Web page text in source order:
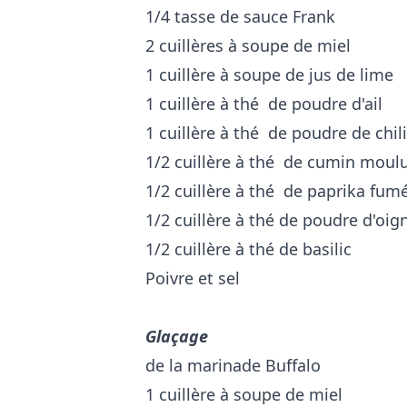
1/4 tasse de sauce Frank
2 cuillères à soupe de miel
1 cuillère à soupe de jus de lime
1 cuillère à thé de poudre d'ail
1 cuillère à thé de poudre de chili
1/2 cuillère à thé de cumin
1/2 cuillère à thé de paprika
1/2 cuillère à thé de poudre
1/2 cuillère à thé de basilic
Poivre et sel
Glaçage
de la marinade Buffalo
1 cuillère à soupe de miel